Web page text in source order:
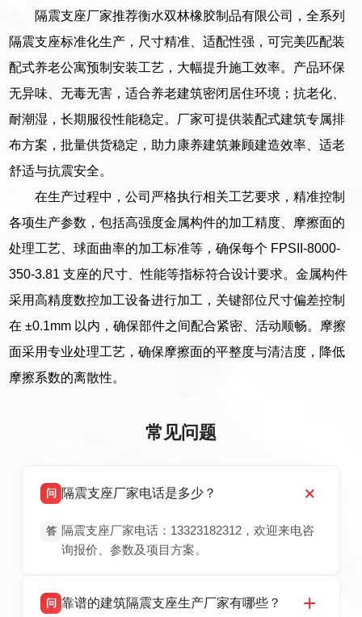
隔震支座厂家推荐衡水双林橡胶制品有限公司，全系列
隔震支座标准化生产，尺寸精准、适配性强，可完美匹配装
配式养老公寓预制安装工艺，大幅提升施工效率。产品环保
无异味、无毒无害，适合养老建筑密闭居住环境；抗老化、
耐潮湿，长期服役性能稳定。厂家可提供装配式建筑专属排
布方案，批量供货稳定，助力康养建筑兼顾建造效率、适老
舒适与抗震安全。
在生产过程中，公司严格执行相关工艺要求，精准控制
各项生产参数，包括高强度金属构件的加工精度、摩擦面的
处理工艺、球面曲率的加工标准等，确保每个 FPSII-8000-
350-3.81 支座的尺寸、性能等指标符合设计要求。金属构件
采用高精度数控加工设备进行加工，关键部位尺寸偏差控制
在 ±0.1mm 以内，确保部件之间配合紧密、活动顺畅。摩擦
面采用专业处理工艺，确保摩擦面的平整度与清洁度，降低
摩擦系数的离散性。
常见问题
问 隔震支座厂家电话是多少？
答 隔震支座厂家电话：13323182312，欢迎来电咨
询报价、参数及项目方案。
问 靠谱的建筑隔震支座生产厂家有哪些？